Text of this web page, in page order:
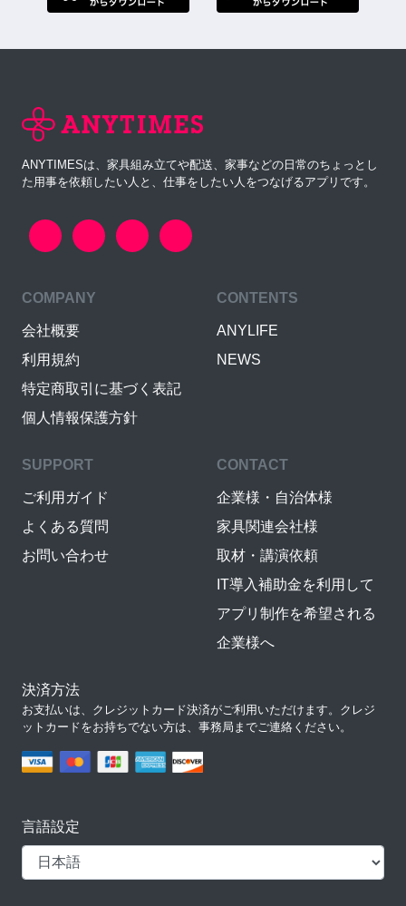
ANYTIMESは、家具組み立てや配送、家事などの日常のちょっとし
た用事を依頼したい人と、仕事をしたい人をつなげるアプリです。
COMPANY
会社概要
利用規約
特定商取引に基づく表記
個人情報保護方針
CONTENTS
ANYLIFE
NEWS
SUPPORT
ご利用ガイド
よくある質問
お問い合わせ
CONTACT
企業様・自治体様
家具関連会社様
取材・講演依頼
IT導入補助金を利用して
アプリ制作を希望される
企業様へ
決済方法
お支払いは、クレジットカード決済がご利用いただけます。クレジ
ットカードをお持ちでない方は、事務局までご連絡ください。
言語設定